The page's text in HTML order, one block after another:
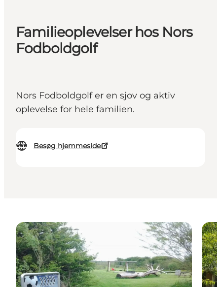
Familieoplevelser hos Nors
Fodboldgolf
Nors Fodboldgolf er en sjov og aktiv
oplevelse for hele familien.
Besøg hjemmeside